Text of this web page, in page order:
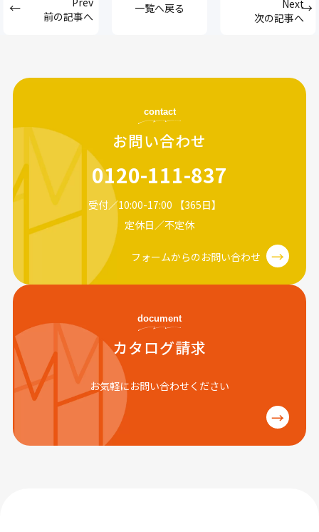
前の記事へ
一覧へ戻る
次の記事へ
contact
お問い合わせ
0120-111-837
受付／10:00-17:00 【365日】
定休日／不定休
フォームからのお問い合わせ →
document
カタログ請求
お気軽にお問い合わせください
→